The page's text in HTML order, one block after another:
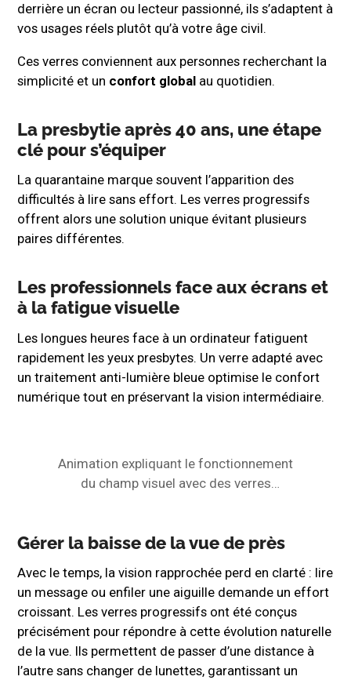
derrière un écran ou lecteur passionné, ils s’adaptent à
vos usages réels plutôt qu’à votre âge civil.
Ces verres conviennent aux personnes recherchant la
simplicité et un confort global au quotidien.
La presbytie après 40 ans, une étape
clé pour s’équiper
La quarantaine marque souvent l’apparition des
difficultés à lire sans effort. Les verres progressifs
offrent alors une solution unique évitant plusieurs
paires différentes.
Les professionnels face aux écrans et
à la fatigue visuelle
Les longues heures face à un ordinateur fatiguent
rapidement les yeux presbytes. Un verre adapté avec
un traitement anti-lumière bleue optimise le confort
numérique tout en préservant la vision intermédiaire.
Animation expliquant le fonctionnement
du champ visuel avec des verres
Gérer la baisse de la vue de près
Avec le temps, la vision rapprochée perd en clarté : lire
un message ou enfiler une aiguille demande un effort
croissant. Les verres progressifs ont été conçus
précisément pour répondre à cette évolution naturelle
de la vue. Ils permettent de passer d’une distance à
l’autre sans changer de lunettes, garantissant un